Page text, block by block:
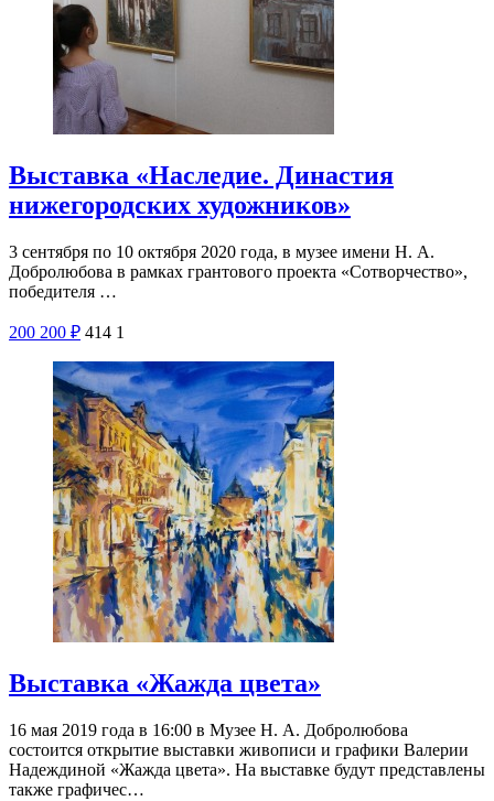
Выставка «Наследие. Династия
нижегородских художников»
3 сентября по 10 октября 2020 года, в музее имени Н. А.
Добролюбова в рамках грантового проекта «Сотворчество»,
победителя …
200 200 ₽ 414 1
Выставка «Жажда цвета»
16 мая 2019 года в 16:00 в Музее Н. А. Добролюбова
состоится открытие выставки живописи и графики Валерии
Надеждиной «Жажда цвета». На выставке будут представлены
также графичес…